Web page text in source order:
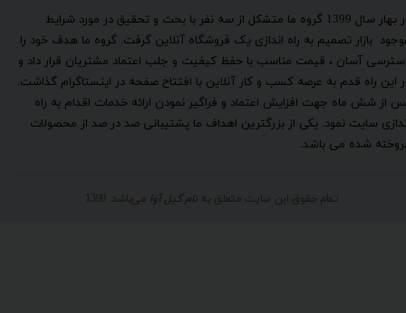
​در بهار سال 1399 گروه ما متشکل از سه نفر با بحث و تحقیق در مورد شرایط
بازار تصمیم به راه اندازی یک فروشگاه آنلاین گرفت. گروه ما هدف خود را
آسان ، قیمت مناسب با حفظ کیفیت و جلب اعتماد مشتریان قرار داد و
این راه قدم به عرصه کسب و کار آنلاین با افتتاح صفحه در اینستاگرام گذاشت.
از شش ماه جهت افزایش اعتماد و فراگیر نمودن ارائه خدمات اقدام به راه
سایت نمود. یکی از بزرگترین اهداف ما پشتیبانی صد در صد از محصولات
شده می باشد.
تمام حقوق این سایت متعلق به نام گیل آوا می‌باشد. 1399